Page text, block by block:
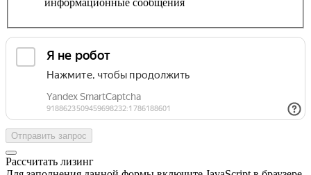
информационные сообщения
Отправить запрос
Рассчитать лизинг